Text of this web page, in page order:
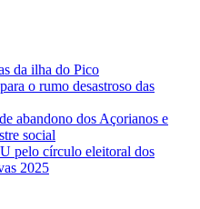
da ilha do Pico
o rumo desastroso das
abandono dos Açorianos e
social
pelo círculo eleitoral dos
2025